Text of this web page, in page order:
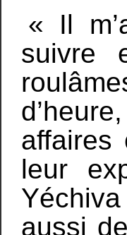
« Il
suivre
leur
aussi